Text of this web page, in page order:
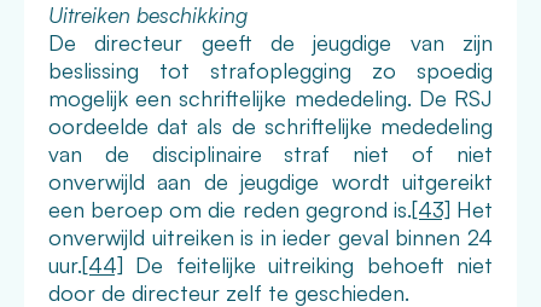
Uitreiken beschikking
De directeur geeft de jeugdige van zijn
beslissing tot strafoplegging zo spoedig
mogelijk een schriftelijke mededeling. De RSJ
oordeelde dat als de schriftelijke mededeling
van de disciplinaire straf niet of niet
onverwijld aan de jeugdige wordt uitgereikt
een beroep om die reden gegrond is.[43] Het
onverwijld uitreiken is in ieder geval binnen 24
uur.[44] De feitelijke uitreiking behoeft niet
door de directeur zelf te geschieden.